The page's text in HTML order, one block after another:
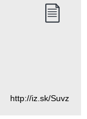
Suvz